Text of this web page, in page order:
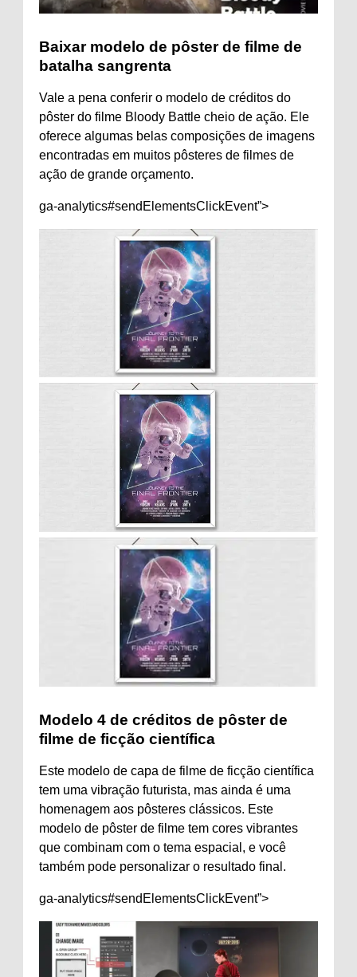
Baixar modelo de pôster de filme de
batalha sangrenta
Vale a pena conferir o modelo de créditos do
pôster do filme Bloody Battle cheio de ação. Ele
oferece algumas belas composições de imagens
encontradas em muitos pôsteres de filmes de
ação de grande orçamento.
ga-analytics#sendElementsClickEvent”>
Modelo 4 de créditos de pôster de
filme de ficção científica
Este modelo de capa de filme de ficção científica
tem uma vibração futurista, mas ainda é uma
homenagem aos pôsteres clássicos. Este
modelo de pôster de filme tem cores vibrantes
que combinam com o tema espacial, e você
também pode personalizar o resultado final.
ga-analytics#sendElementsClickEvent”>